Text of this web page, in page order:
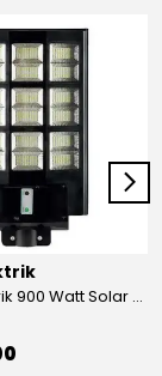
Horoz Elektrik 900 Watt Solar Sokak Armatürü Beyaz Işık